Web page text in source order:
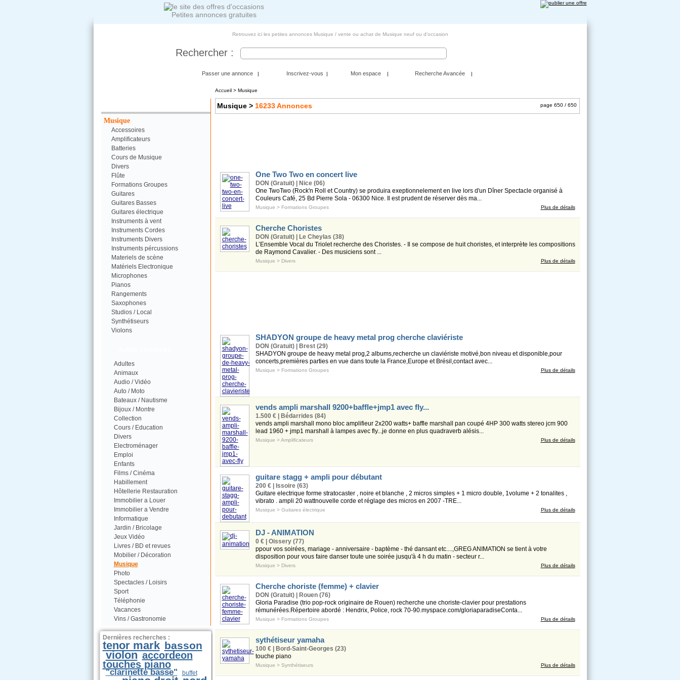
Petites annonces gratuites
Retrouvez ici les petites annonces Musique / vente ou achat de Musique neuf ou d'occasion
Rechercher :
Passer une annonce | Inscrivez-vous | Mon espace | Recherche Avancée |
Musique
Accessoires
Amplificateurs
Batteries
Cours de Musique
Divers
Flûte
Formations Groupes
Guitares
Guitares Basses
Guitares électrique
Instruments à vent
Instruments Cordes
Instruments Divers
Instruments pércussions
Materiels de scène
Matériels Electronique
Microphones
Pianos
Rangements
Saxophones
Studios / Local
Synthétiseurs
Violons
Adultes
Animaux
Audio / Vidéo
Auto / Moto
Bateaux / Nautisme
Bijoux / Montre
Collection
Cours / Education
Divers
Electroménager
Emploi
Enfants
Films / Cinéma
Habillement
Hôtellerie Restauration
Immobilier a Louer
Immobilier a Vendre
Informatique
Jardin / Bricolage
Jeux Vidéo
Livres / BD et revues
Mobilier / Décoration
Musique
Photo
Spectacles / Loisirs
Sport
Téléphonie
Vacances
Vins / Gastronomie
Dernières recherches :
tenor mark basson
violon accordeon
touches piano
"clarinette basse"
buffet
Accueil> Musique
Musique> 16233Annonces page 650 / 650
One Two Two en concert live
DON (Gratuit) | Nice (06)
One TwoTwo (Rock'n Roll et Country) se produira exeptionnelement en live lors d'un Dîner Spectacle organisé à
Couleurs Café, 25 Bd Pierre Sola - 06300 Nice. Il est prudent de réserver dès ma...
Musique > Formations Groupes Plus de détails
Cherche Choristes
DON (Gratuit) | Le Cheylas (38)
L’Ensemble Vocal du Triolet recherche des Choristes. - Il se compose de huit choristes, et interprète les compositions
de Raymond Cavalier. - Des musiciens sont ...
Musique > Divers Plus de détails
SHADYON groupe de heavy metal prog cherche claviériste
DON (Gratuit) | Brest (29)
SHADYON groupe de heavy metal prog,2 albums,recherche un claviériste motivé,bon niveau et disponible,pour
concerts,premières parties en vue dans toute la France,Europe et Brésil,contact avec...
Musique > Formations Groupes Plus de détails
vends ampli marshall 9200+baffle+jmp1 avec fly...
1.500 € | Bédarrides (84)
vends ampli marshall mono bloc amplifieur 2x200 watts+ baffle marshall pan coupé 4HP 300 watts stereo jcm 900
lead 1960 + jmp1 marshall à lampes avec fly...je donne en plus quadraverb alésis...
Musique >Amplificateurs Plus de détails
guitare stagg + ampli pour débutant
200 € | Issoire (63)
Guitare electrique forme stratocaster , noire et blanche , 2 micros simples + 1 micro double, 1volume + 2 tonalites ,
vibrato . ampli 20 wattnouvelle corde et réglage des micros en 2007 -TRE...
Musique > Guitares électrique Plus de détails
DJ - ANIMATION
0 € | Oissery (77)
ppour vos soirées, mariage - anniversaire - baptème - thé dansant etc....,GREG ANIMATION se tient à votre
disposition pour vous faire danser toute une soirée jusqu'à 4 h du matin - secteur r...
Musique > Divers Plus de détails
Cherche choriste (femme) + clavier
DON (Gratuit) | Rouen (76)
Gloria Paradise (trio pop-rock originaire de Rouen) recherche une choriste-clavier pour prestations
rémunérées.Répertoire abordé : Hendrix, Police, rock 70-90.myspace.com/gloriaparadiseConta...
Musique > Formations Groupes Plus de détails
sythétiseur yamaha
100 € | Bord-Saint-Georges (23)
touche piano
Musique > Synthétiseurs Plus de détails